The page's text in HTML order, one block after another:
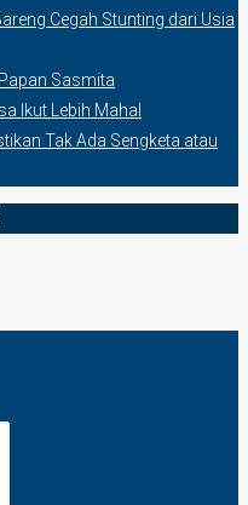
Cegah Stunting dari Usia
Sasmita
Ikut Lebih Mahal
Tak Ada Sengketa atau